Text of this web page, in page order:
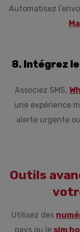
Automatisez
8. Intégrez
Associez SMS,
une expérience
alerte urgente
Outils
Utilisez des
pays ou le sim